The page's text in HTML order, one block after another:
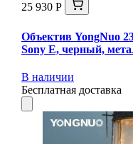
25 930 Р
Объектив YongNuo
Sony E, черный,
В наличии
Бесплатная доставка